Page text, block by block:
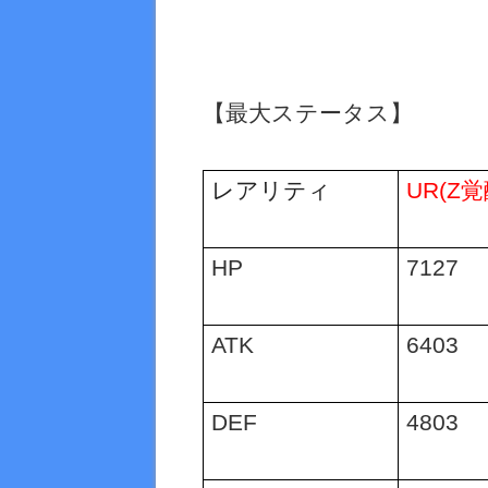
【最大ステータス】
レアリティ UR(Z覚
HP 7127
ATK 6403
DEF 4803